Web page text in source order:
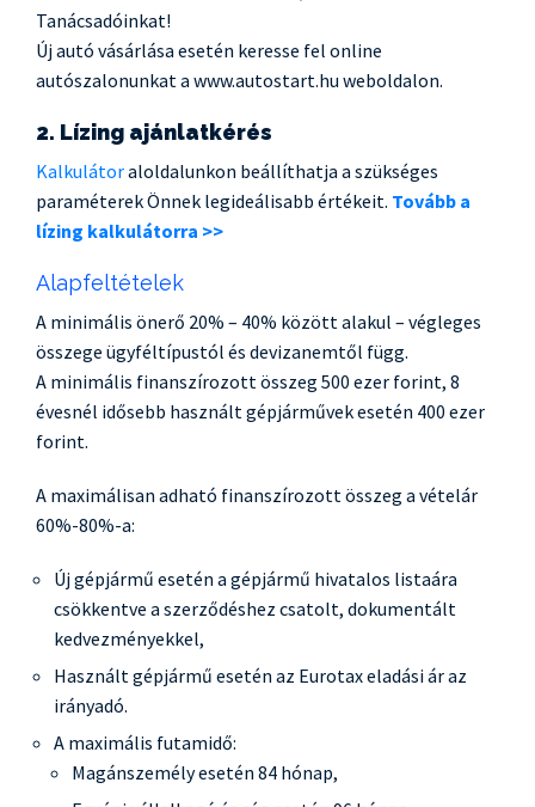
Tanácsadóinkat!
Új autó vásárlása esetén keresse fel online
autószalonunkat a www.autostart.hu weboldalon.
2. Lízing ajánlatkérés
Kalkulátoraloldalunkon beállíthatja a szükséges
paraméterek Önnek legideálisabb értékeit. Tovább a
lízing kalkulátorra >>
Alapfeltételek
A minimális önerő 20% – 40% között alakul – végleges
összege ügyféltípustól és devizanemtől függ.
A minimális finanszírozott összeg 500 ezer forint, 8
évesnél idősebb használt gépjárművek esetén 400 ezer
forint.
A maximálisan adható finanszírozott összeg a vételár
60%-80%-a:
Új gépjármű esetén a gépjármű hivatalos listaára
csökkentve a szerződéshez csatolt, dokumentált
kedvezményekkel,
Használt gépjármű esetén az Eurotax eladási ár az
irányadó.
A maximális futamidő:
Magánszemély esetén 84 hónap,